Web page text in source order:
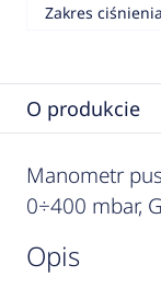
Zakres ciśnienia
O produkcie
Manometr
0÷400 mbar,
opis